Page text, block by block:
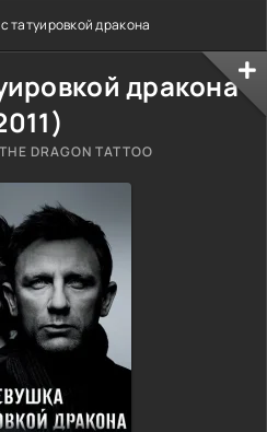
татуировкой дракона
дракона
)
DRAGON TATTOO